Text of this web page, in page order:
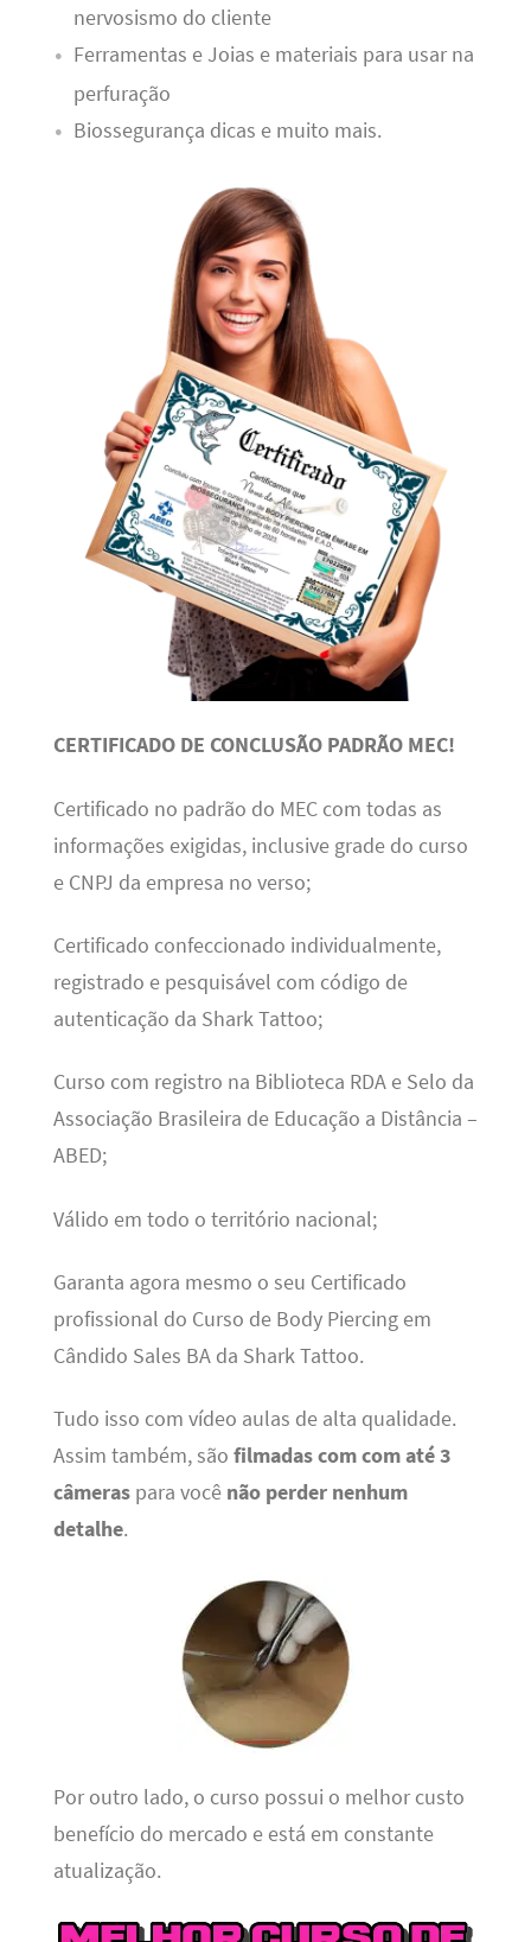
nervosismo do cliente
Ferramentas e Joias e materiais para usar na
perfuração
Biossegurança dicas e muito mais.
CERTIFICADO DE CONCLUSÃO PADRÃO MEC!
Certificado no padrão do MEC com todas as
informações exigidas, inclusive grade do curso
e CNPJ da empresa no verso;
Certificado confeccionado individualmente,
registrado e pesquisável com código de
autenticação da Shark Tattoo;
Curso com registro na Biblioteca RDA e Selo da
Associação Brasileira de Educação a Distância –
ABED;
Válido em todo o território nacional;
Garanta agora mesmo o seu Certificado
profissional do Curso de Body Piercing em
Cândido Sales BA da Shark Tattoo.
Tudo isso com vídeo aulas de alta qualidade.
Assim também, são filmadas com com até 3
câmeraspara você não perder nenhum
detalhe.
Por outro lado, o curso possui o melhor custo
benefício do mercado e está em constante
atualização.